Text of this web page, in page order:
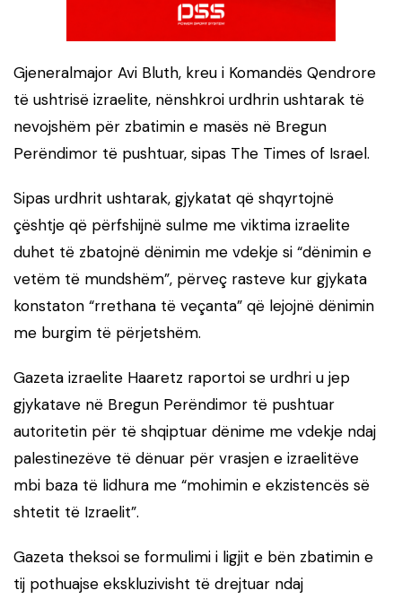
Gjeneralmajor Avi Bluth, kreu i Komandës Qendrore
të ushtrisë izraelite, nënshkroi urdhrin ushtarak të
nevojshëm për zbatimin e masës në Bregun
Perëndimor të pushtuar, sipas The Times of Israel.
Sipas urdhrit ushtarak, gjykatat që shqyrtojnë
çështje që përfshijnë sulme me viktima izraelite
duhet të zbatojnë dënimin me vdekje si “dënimin e
vetëm të mundshëm”, përveç rasteve kur gjykata
konstaton “rrethana të veçanta” që lejojnë dënimin
me burgim të përjetshëm.
Gazeta izraelite Haaretz raportoi se urdhri u jep
gjykatave në Bregun Perëndimor të pushtuar
autoritetin për të shqiptuar dënime me vdekje ndaj
palestinezëve të dënuar për vrasjen e izraelitëve
mbi baza të lidhura me “mohimin e ekzistencës së
shtetit të Izraelit”.
Gazeta theksoi se formulimi i ligjit e bën zbatimin e
tij pothuajse ekskluzivisht të drejtuar ndaj